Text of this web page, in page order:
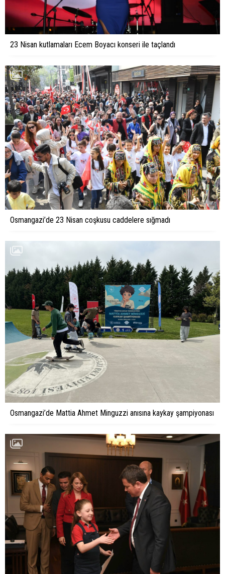
23 Nisan kutlamaları Ecem Boyacı konseri ile taçlandı
Osmangazi’de 23 Nisan coşkusu caddelere sığmadı
Osmangazi’de Mattia Ahmet Minguzzi anısına kaykay şampiyonası